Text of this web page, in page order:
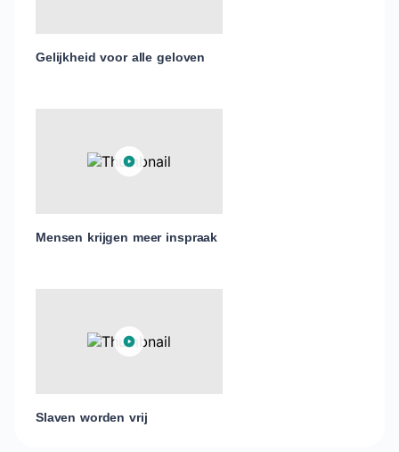
Gelijkheid voor alle geloven
Mensen krijgen meer inspraak
Slaven worden vrij